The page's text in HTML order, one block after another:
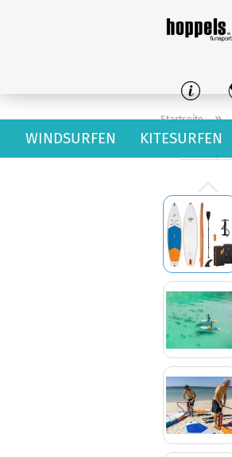
WINDSURFEN KITESURFEN
Startseite »